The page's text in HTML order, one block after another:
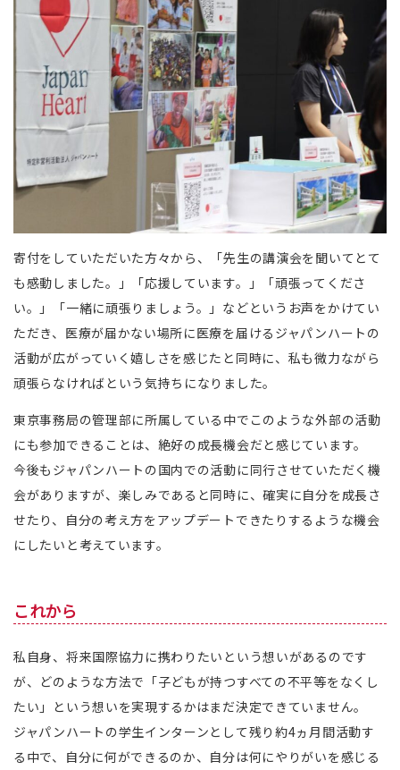
寄付をしていただいた方々から、「先生の講演会を聞いてとて
も感動しました。」「応援しています。」「頑張ってくださ
い。」「一緒に頑張りましょう。」などというお声をかけてい
ただき、医療が届かない場所に医療を届けるジャパンハートの
活動が広がっていく嬉しさを感じたと同時に、私も微力ながら
頑張らなければという気持ちになりました。
東京事務局の管理部に所属している中でこのような外部の活動
にも参加できることは、絶好の成長機会だと感じています。
今後もジャパンハートの国内での活動に同行させていただく機
会がありますが、楽しみであると同時に、確実に自分を成長さ
せたり、自分の考え方をアップデートできたりするような機会
にしたいと考えています。
これから
私自身、将来国際協力に携わりたいという想いがあるのです
が、どのような方法で「子どもが持つすべての不平等をなくし
たい」という想いを実現するかはまだ決定できていません。
ジャパンハートの学生インターンとして残り約4ヵ月間活動す
る中で、自分に何ができるのか、自分は何にやりがいを感じる